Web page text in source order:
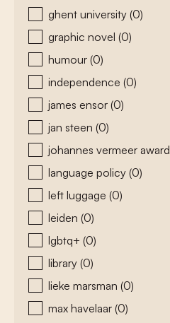
ghent university (0)
graphic novel (0)
humour (0)
independence (0)
james ensor (0)
jan steen (0)
johannes vermeer award
language policy (0)
left luggage (0)
leiden (0)
lgbtq+ (0)
library (0)
lieke marsman (0)
max havelaar (0)